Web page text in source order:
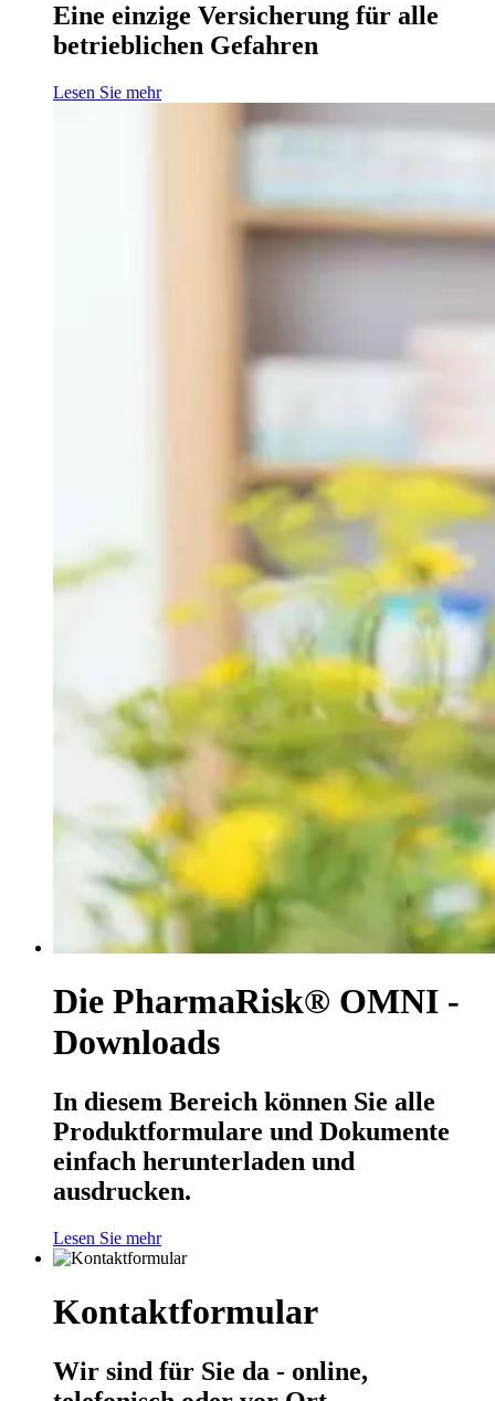
Eine einzige Versicherung für alle
betrieblichen Gefahren
Lesen Sie mehr
Die PharmaRisk® OMNI -
Downloads
In diesem Bereich können Sie alle
Produktformulare und Dokumente
einfach herunterladen und
ausdrucken.
Lesen Sie mehr
Kontaktformular
Wir sind für Sie da - online,